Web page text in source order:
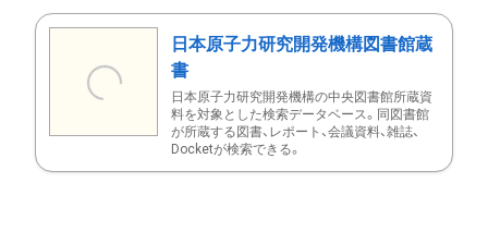
日本原子力研究開発機構図書館蔵
書
日本原子力研究開発機構の中央図書館所蔵資
料を対象とした検索データベース。同図書館
が所蔵する図書、レポート、会議資料、雑誌、
Docketが検索できる。